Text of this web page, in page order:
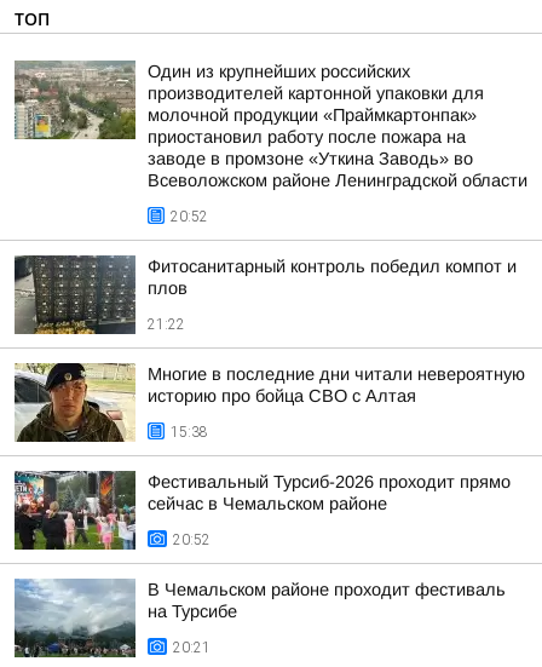
ТОП
Один из крупнейших российских
производителей картонной упаковки для
молочной продукции «Праймкартонпак»
приостановил работу после пожара на
заводе в промзоне «Уткина Заводь» во
Всеволожском районе Ленинградской области
20:52
Фитосанитарный контроль победил компот и
плов
21:22
Многие в последние дни читали невероятную
историю про бойца СВО с Алтая
15:38
Фестивальный Турсиб-2026 проходит прямо
сейчас в Чемальском районе
20:52
В Чемальском районе проходит фестиваль
на Турсибе
20:21